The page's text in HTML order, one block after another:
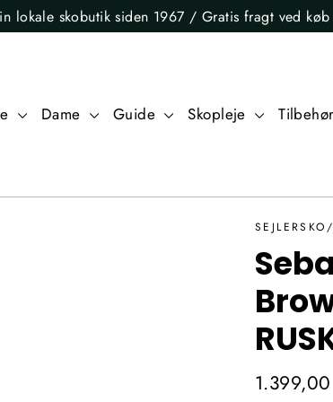
lokale skobutik siden 1967 / Gratis fragt ved
Dame Guide Skopleje Tilbehør
Normalpris